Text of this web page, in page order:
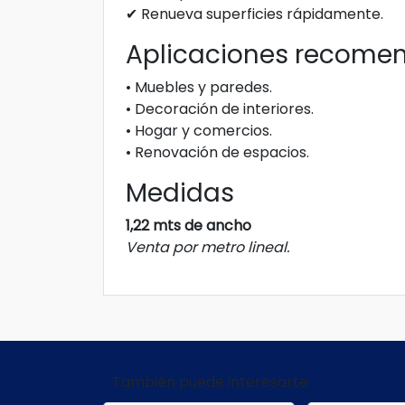
✔ Renueva superficies rápidamente.
Aplicaciones
• Muebles y paredes.
• Decoración de interiores.
• Hogar y comercios.
• Renovación de espacios.
Medidas
1,22 mts de ancho
Venta por metro lineal.
También puede interesarte